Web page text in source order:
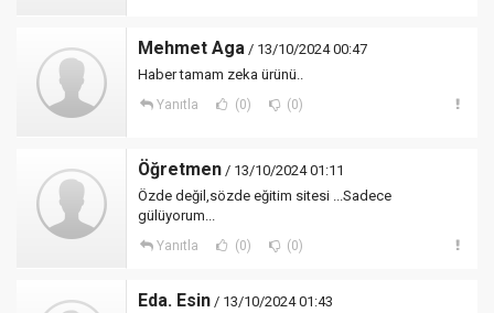
Mehmet Aga / 13/10/2024 00:47
Haber tamam zeka ürünü..
Yanıtla (0) (0)
Öğretmen / 13/10/2024 01:11
Özde değil,sözde eğitim sitesi ...Sadece
gülüyorum...
Yanıtla (0) (0)
Eda. Esin / 13/10/2024 01:43